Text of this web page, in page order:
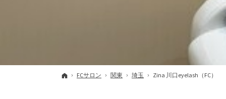
ホーム
FCサロン 関東 埼玉 Zina 川口eyelash（FC）